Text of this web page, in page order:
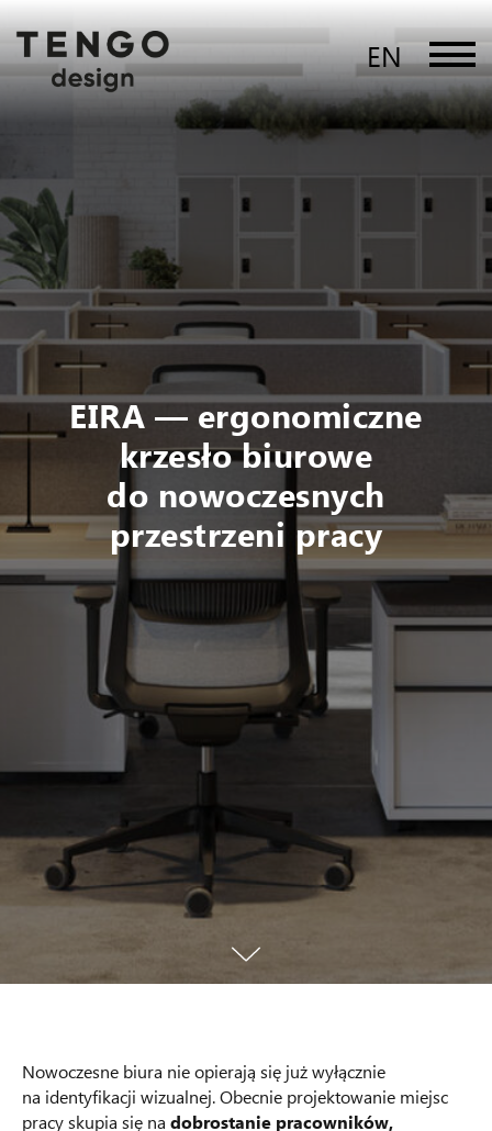
EN
EIRA — ergonomiczne
krzesło biurowe
do nowoczesnych
przestrzeni pracy
Nowoczesne biura nie opierają się już wyłącznie
na identyfikacji wizualnej. Obecnie projektowanie miejsc
pracy skupia się na dobrostanie pracowników,